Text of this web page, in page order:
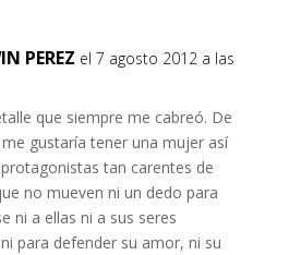
PEREZ el 7 agosto 2012 a las
que siempre me cabreó. De
gustaría tener una mujer así
tan carentes de
no mueven ni un dedo para
ni a ellas ni a sus seres
para defender su amor, ni su